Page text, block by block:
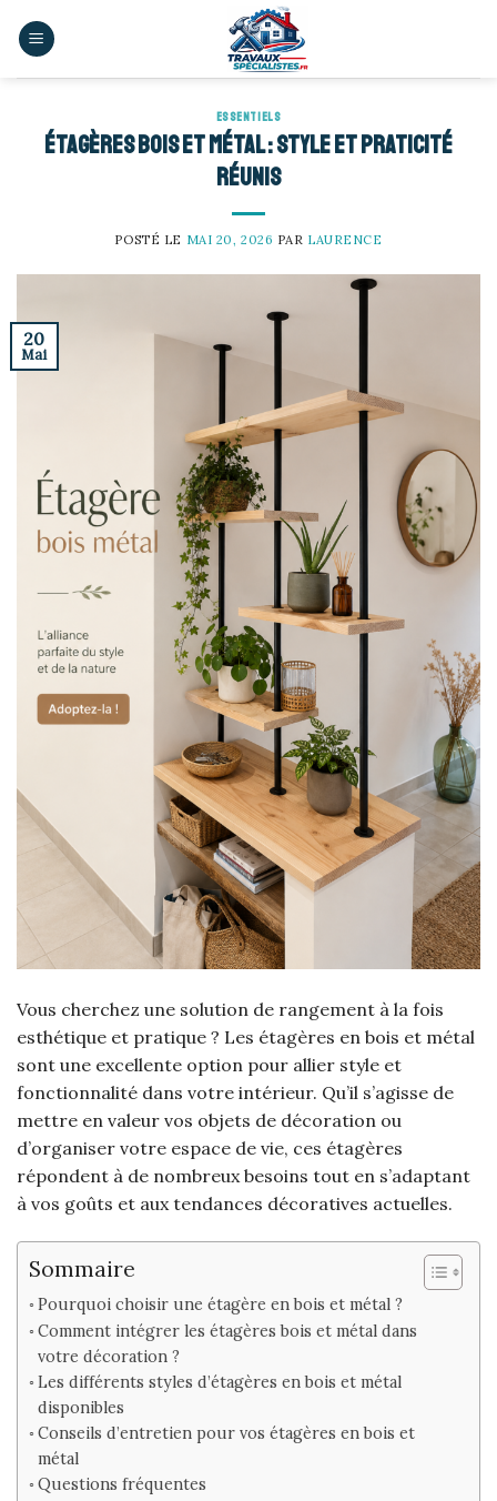
ESSENTIELS
Étagères bois et métal : style et praticité
réunis
POSTÉ LE MAI 20, 2026 PAR LAURENCE
20
Mai
Vous cherchez une solution de rangement à la fois
esthétique et pratique ? Les étagères en bois et métal
sont une excellente option pour allier style et
fonctionnalité dans votre intérieur. Qu’il s’agisse de
mettre en valeur vos objets de décoration ou
d’organiser votre espace de vie, ces étagères
répondent à de nombreux besoins tout en s’adaptant
à vos goûts et aux tendances décoratives actuelles.
Sommaire
Pourquoi choisir une étagère en bois et métal ?
Comment intégrer les étagères bois et métal dans
votre décoration ?
Les différents styles d’étagères en bois et métal
disponibles
Conseils d’entretien pour vos étagères en bois et
métal
Questions fréquentes